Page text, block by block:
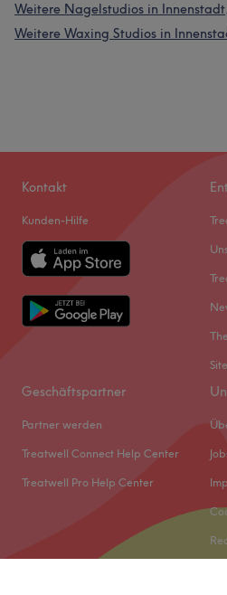
Weitere Nagelstudios in
Weitere Waxing Studios in
Kontakt
Kunden-Hilfe
Geschäftspartner
Partner werden
Treatwell Connect Help Center
Treatwell Pro Help Center